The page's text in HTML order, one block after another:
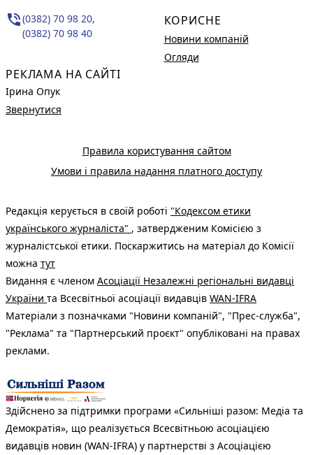
phone_in_talk(0382) 70 98 20,
(0382) 70 98 40
РЕКЛАМА НА САЙТІ
Ірина Опук
Звернутися
КОРИСНЕ
Новини компаній
Огляди
Правила користування сайтом
Умови і правила надання платного доступу
Редакція керується в своїй роботі "Кодексом етики
українського журналіста" , затвердженим Комісією з
журналістської етики. Поскаржитись на матеріал до Комісії
можна тут
Видання є членом Асоціації Незалежні регіональні видавці
України та Всесвітньої асоціації видавців WAN-IFRA
Матеріали з позначками "Новини компаній", "Прес-служба",
"Реклама" та "Партнерський проєкт" опубліковані на правах
реклами.
Здійснено за підтримки програми «Сильніші разом: Медіа та
Демократія», що реалізується Всесвітньою асоціацією
видавців новин (WAN-IFRA) у партнерстві з Асоціацією